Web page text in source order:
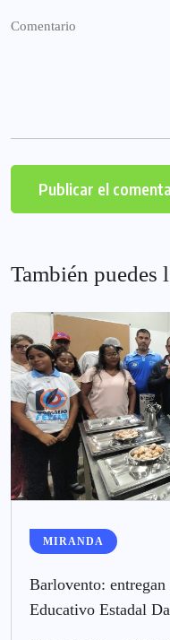
También puedes
MIRANDA
Barlovento:
Educativo Estadal